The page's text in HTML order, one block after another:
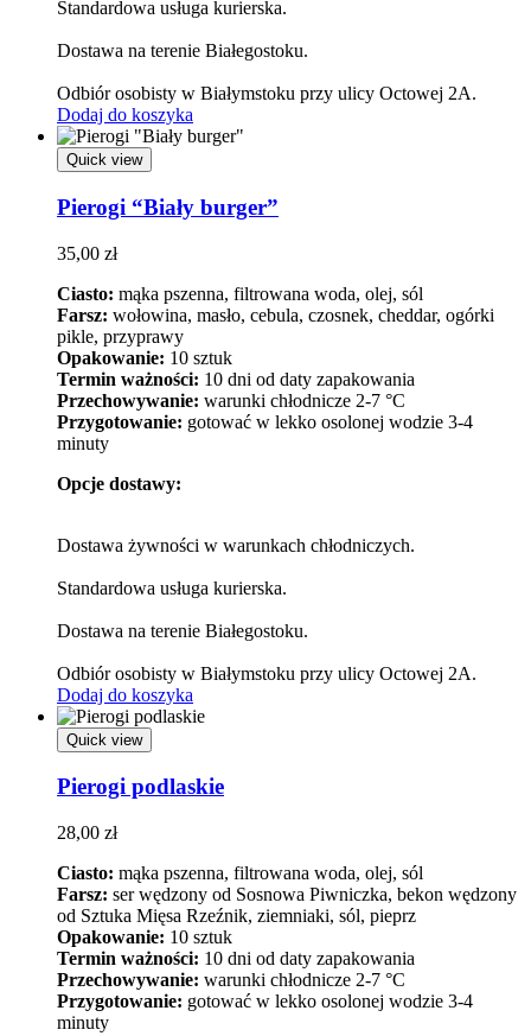
Standardowa usługa kurierska.
Dostawa na terenie Białegostoku.
Odbiór osobisty w Białymstoku przy ulicy Octowej 2A.
Dodaj do koszyka
Quick view
Pierogi “Biały burger”
35,00 zł
Ciasto: mąka pszenna, filtrowana woda, olej, sól
Farsz: wołowina, masło, cebula, czosnek, cheddar, ogórki
pikle, przyprawy
Opakowanie: 10 sztuk
Termin ważności: 10 dni od daty zapakowania
Przechowywanie: warunki chłodnicze 2-7 °C
Przygotowanie: gotować w lekko osolonej wodzie 3-4
minuty
Opcje dostawy:
Dostawa żywności w warunkach chłodniczych.
Standardowa usługa kurierska.
Dostawa na terenie Białegostoku.
Odbiór osobisty w Białymstoku przy ulicy Octowej 2A.
Dodaj do koszyka
Quick view
Pierogi podlaskie
28,00 zł
Ciasto: mąka pszenna, filtrowana woda, olej, sól
Farsz: ser wędzony od Sosnowa Piwniczka, bekon wędzony
od Sztuka Mięsa Rzeźnik, ziemniaki, sól, pieprz
Opakowanie: 10 sztuk
Termin ważności: 10 dni od daty zapakowania
Przechowywanie: warunki chłodnicze 2-7 °C
Przygotowanie: gotować w lekko osolonej wodzie 3-4
minuty